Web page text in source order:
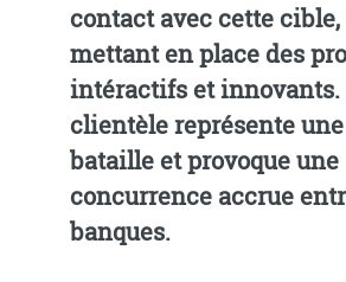
contact avec cette cible,
mettant en place des
intéractifs et innovants.
clientèle représente
bataille et provoque une
concurrence accrue
banques.